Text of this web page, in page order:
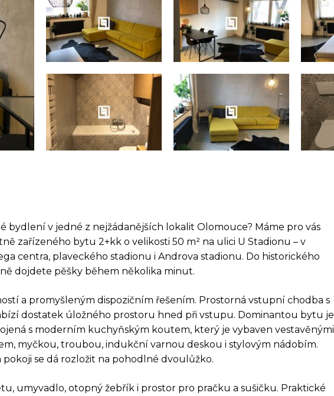
bydlení v jedné z nejžádanějších lokalit Olomouce? Máme pro vás
zařízeného bytu 2+kk o velikosti 50 m² na ulici U Stadionu – v
centra, plaveckého stadionu i Androva stadionu. Do historického
dojdete pěšky během několika minut.
a promyšleným dispozičním řešením. Prostorná vstupní chodba s
dostatek úložného prostoru hned při vstupu. Dominantou bytu je
s moderním kuchyňským koutem, který je vybaven vestavěnými
myčkou, troubou, indukční varnou deskou i stylovým nádobím.
pokoji se dá rozložit na pohodlné dvoulůžko.
umyvadlo, otopný žebřík i prostor pro pračku a sušičku. Praktické